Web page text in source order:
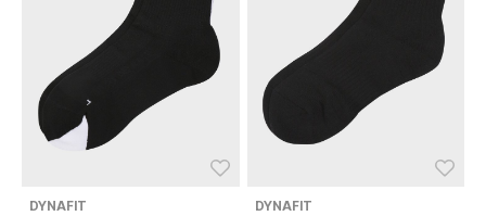
DYNAFIT DYNAFIT